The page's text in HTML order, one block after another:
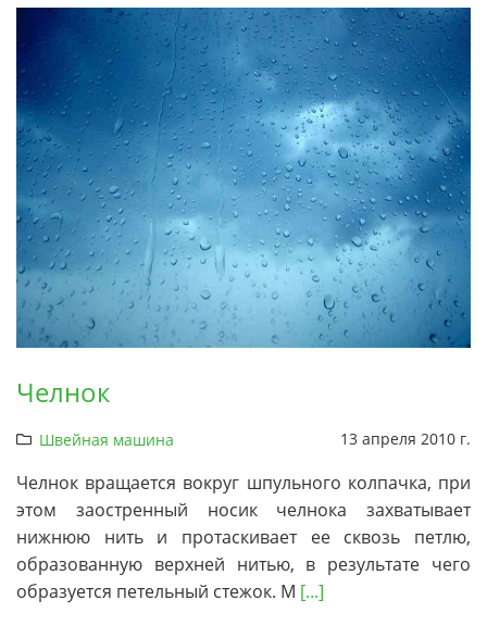
Челнок
Швейная машина 13 апреля 2010 г.
Челнок вращается вокруг шпульного колпачка, при
этом заостренный носик челнока захватывает
нижнюю нить и протаскивает ее сквозь петлю,
образованную верхней нитью, в результате чего
образуется петельный стежок. М [...]